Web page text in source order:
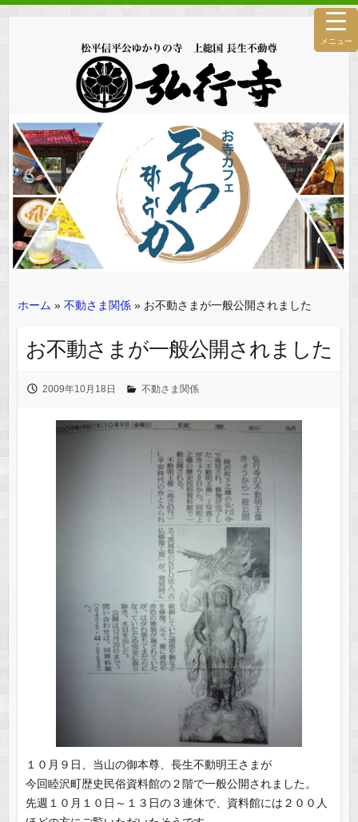
ホーム » 不動さま関係» お不動さまが一般公開されました
お不動さまが一般公開されました
2009年10月18日 不動さま関係
１０月９日、当山の御本尊、長生不動明王さまが
今回睦沢町歴史民俗資料館の２階で一般公開されました。
先週１０月１０日～１３日の３連休で、資料館には２００人
メニュー